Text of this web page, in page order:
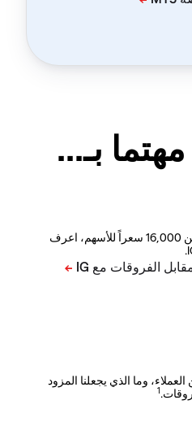
بـ...
قم بالشراء أو البيع عبر أكثر من 16,000 سعراً للأسهم، اعرف
وما الذي يجعلنا المزود
1